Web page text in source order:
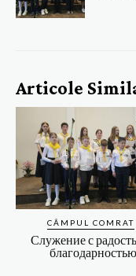
Articole
CÂMPUL COMRAT
Служение с
благодарностью